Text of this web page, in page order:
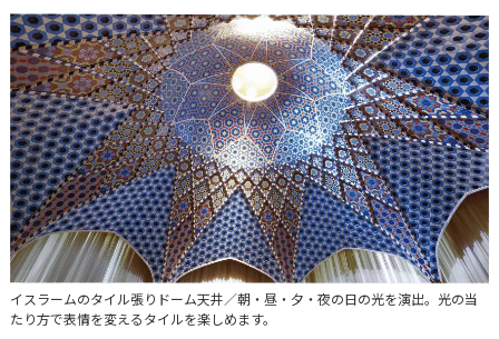
イスラームのタイル張りドーム天井／朝・昼・夕・夜の日の光を演出。光の当
たり方で表情を変えるタイルを楽しめます。